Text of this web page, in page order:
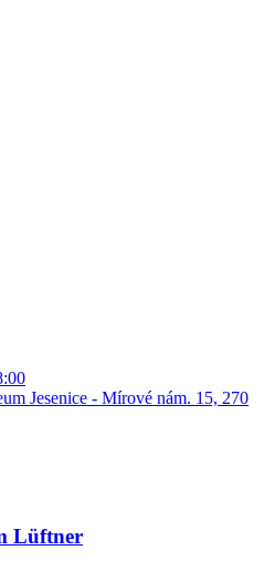
Jesenice - Mírové nám. 15, 270
Lüftner